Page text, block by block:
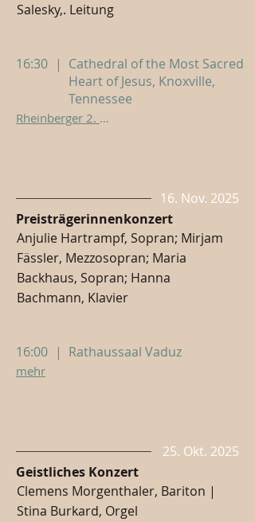
Salesky,. Leitung
16:30 | Cathedral of the Most Sacred
Heart of Jesus, Knoxville,
Tennessee
Rheinberger 2. Orgelkonzert
16. Nov. 2025
Preisträgerinnenkonzert
Anjulie Hartrampf, Sopran; Mirjam
Fässler, Mezzosopran; Maria
Backhaus, Sopran; Hanna
Bachmann, Klavier
16:00 | Rathaussaal Vaduz
mehr
25. Okt. 2025
Geistliches Konzert
Clemens Morgenthaler, Bariton |
Stina Burkard, Orgel